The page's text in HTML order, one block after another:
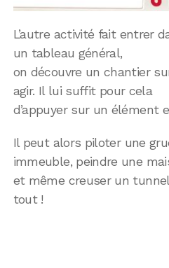
L’autre activité fait entrer
un tableau général,
on découvre un chantier
agir. Il lui suffit pour cela
d’appuyer sur un élément
Il peut alors piloter une
immeuble, peindre une
et même creuser un tunnel
tout !